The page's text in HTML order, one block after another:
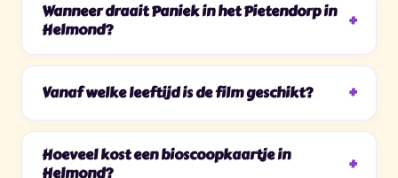
Wanneer draait Paniek in het Pietendorp in
Helmond?
Vanaf welke leeftijd is de film geschikt?
Hoeveel kost een bioscoopkaartje in
Helmond?